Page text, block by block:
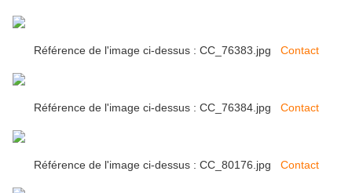
Référence de l'image ci-dessus : CC_76383.jpg Contact
Référence de l'image ci-dessus : CC_76384.jpg Contact
Référence de l'image ci-dessus : CC_80176.jpg Contact